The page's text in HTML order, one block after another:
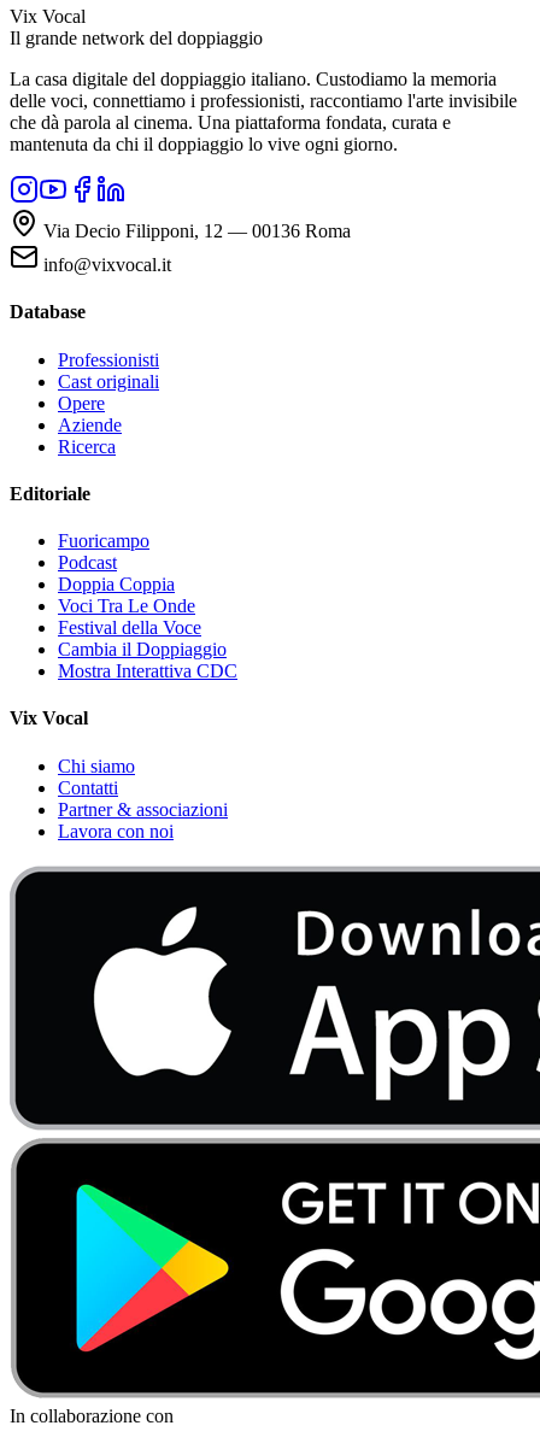
Vix Vocal
Il grande network del doppiaggio
La casa digitale del doppiaggio italiano. Custodiamo la memoria
delle voci, connettiamo i professionisti, raccontiamo l'arte invisibile
che dà parola al cinema. Una piattaforma fondata, curata e
mantenuta da chi il doppiaggio lo vive ogni giorno.
Via Decio Filipponi, 12 — 00136 Roma
info@vixvocal.it
Database
Professionisti
Cast originali
Opere
Aziende
Ricerca
Editoriale
Fuoricampo
Podcast
Doppia Coppia
Voci Tra Le Onde
Festival della Voce
Cambia il Doppiaggio
Mostra Interattiva CDC
Vix Vocal
Chi siamo
Contatti
Partner & associazioni
Lavora con noi
In collaborazione con